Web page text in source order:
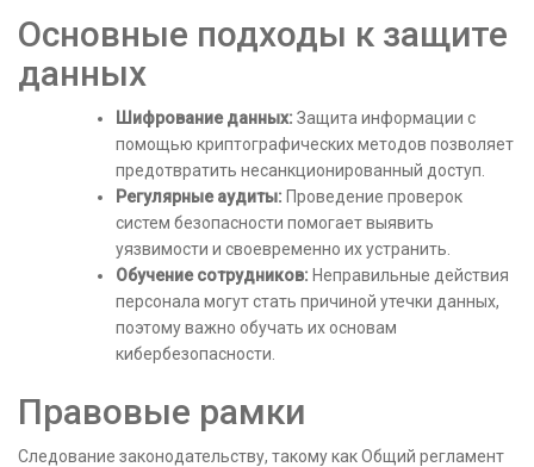
Основные подходы к защите
данных
Шифрование данных: Защита информации с
помощью криптографических методов позволяет
предотвратить несанкционированный доступ.
Регулярные аудиты: Проведение проверок
систем безопасности помогает выявить
уязвимости и своевременно их устранить.
Обучение сотрудников: Неправильные действия
персонала могут стать причиной утечки данных,
поэтому важно обучать их основам
кибербезопасности.
Правовые рамки
Следование законодательству, такому как Общий регламент